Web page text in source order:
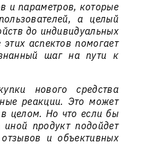
и параметров, которые
а целый
до индивидуальных
аспектов помогает
шаг на пути к
нового средства
реакции. Это может
целом. Но что если бы
продукт подойдет
и объективных